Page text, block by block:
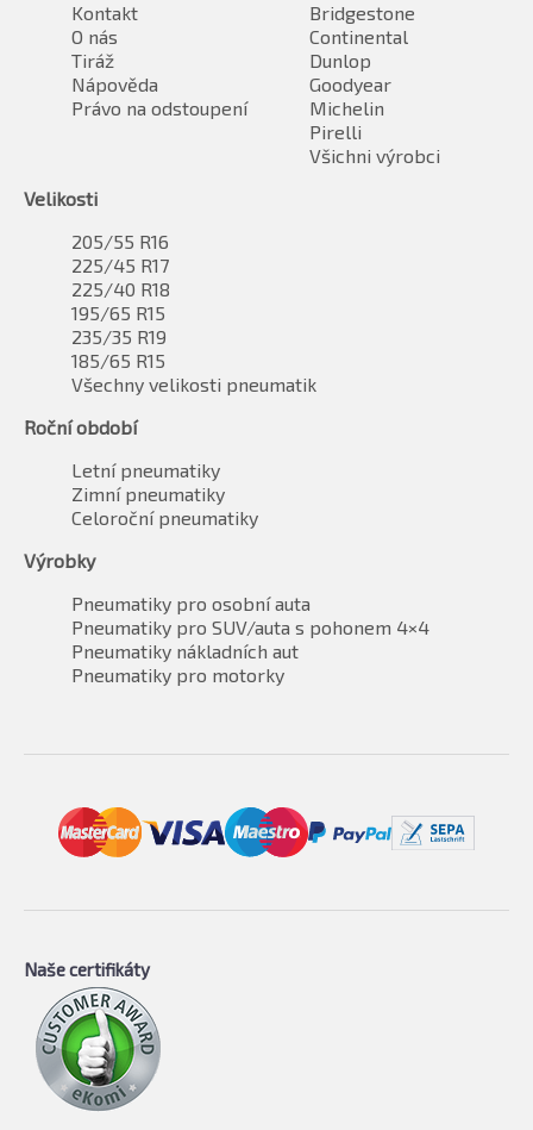
Kontakt
O nás
Tiráž
Nápověda
Právo na odstoupení
Bridgestone
Continental
Dunlop
Goodyear
Michelin
Pirelli
Všichni výrobci
Velikosti
205/55 R16
225/45 R17
225/40 R18
195/65 R15
235/35 R19
185/65 R15
Všechny velikosti pneumatik
Roční období
Letní pneumatiky
Zimní pneumatiky
Celoroční pneumatiky
Výrobky
Pneumatiky pro osobní auta
Pneumatiky pro SUV/auta s pohonem 4×4
Pneumatiky nákladních aut
Pneumatiky pro motorky
Naše certifikáty